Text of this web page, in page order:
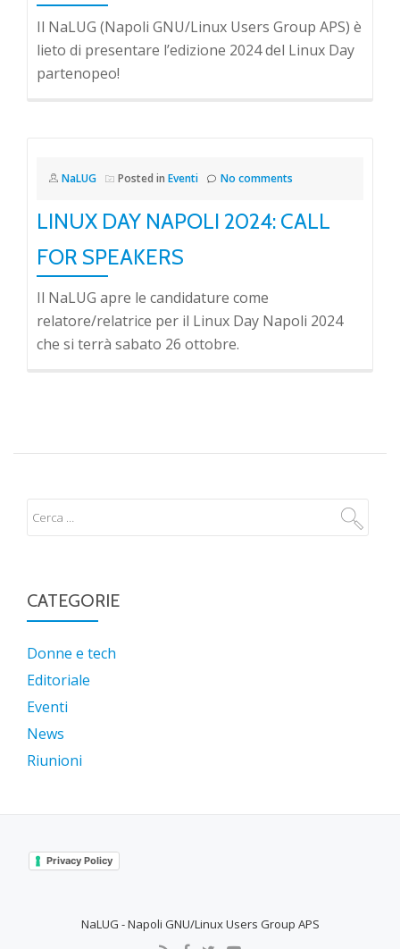
Il NaLUG (Napoli GNU/Linux Users Group APS) è
lieto di presentare l’edizione 2024 del Linux Day
partenopeo!
NaLUG Posted in Eventi No comments
LINUX DAY NAPOLI 2024: CALL
FOR SPEAKERS
Il NaLUG apre le candidature come
relatore/relatrice per il Linux Day Napoli 2024
che si terrà sabato 26 ottobre.
CATEGORIE
Donne e tech
Editoriale
Eventi
News
Riunioni
Privacy Policy
NaLUG - Napoli GNU/Linux Users Group APS